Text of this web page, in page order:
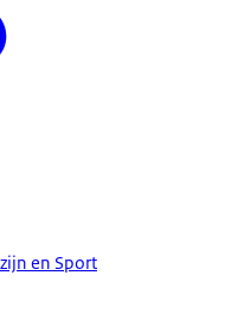
en Sport